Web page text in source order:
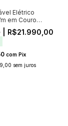
Elétrico
em Couro
Bivolt
| R$21.990,00
com Pix
sem juros